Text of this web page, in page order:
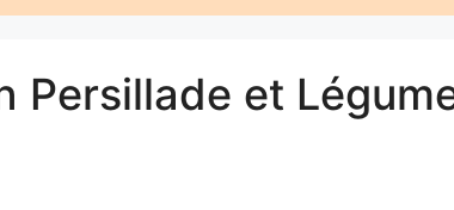
Persillade et